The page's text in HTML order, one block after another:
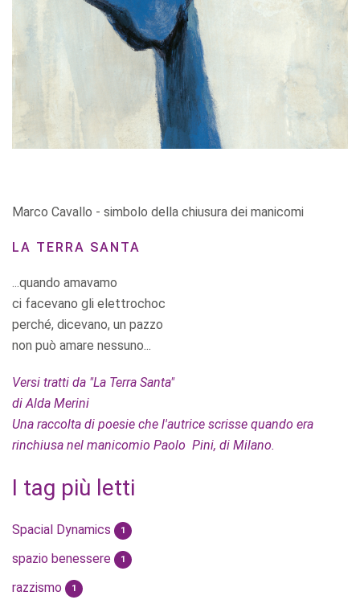
Marco Cavallo - simbolo della chiusura dei manicomi
LA TERRA SANTA
...quando amavamo
ci facevano gli elettrochoc
perché, dicevano, un pazzo
non può amare nessuno...
Versi tratti da "La Terra Santa"
di Alda Merini
Una raccolta di poesie che l'autrice scrisse quando era
rinchiusa nel manicomio Paolo Pini, di Milano.
I tag più letti
Spacial Dynamics 1
spazio benessere 1
razzismo 1